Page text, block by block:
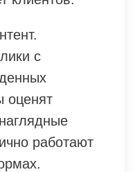
с
оценят
работают